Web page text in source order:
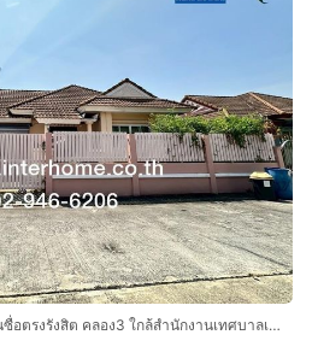
บ้านเดี่ยว 2 ชั้น 60 ตร.ว. หมู่บ้านซื่อตรงรังสิต คลอง3 ใกล้สำนักงานเทศบาลเมืองบึงยี่โถ ถนนรังสิต-นครนายก ธัญบุรี ปทุมธานี